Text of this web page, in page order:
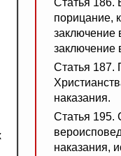
Статья 186.
порицание,
заключение
заключение
Статья 187.
наказания.
Статья 195.
наказания,